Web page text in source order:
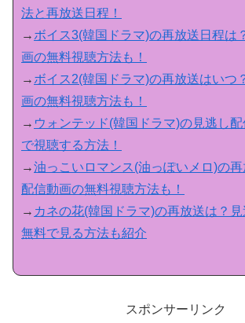
法と再放送日程！
→ ボイス3(韓国ドラマ)の再放送日程は
画の無料視聴方法も！
→ ボイス2(韓国ドラマ)の再放送はいつ
画の無料視聴方法も！
→ ウォンテッド(韓国ドラマ)の見逃し
で視聴する方法！
→油っこいロマンス(油っぽいメロ)の
配信動画の無料視聴方法も！
→ カネの花(韓国ドラマ)の再放送は？
無料で見る方法も紹介
スポンサーリンク